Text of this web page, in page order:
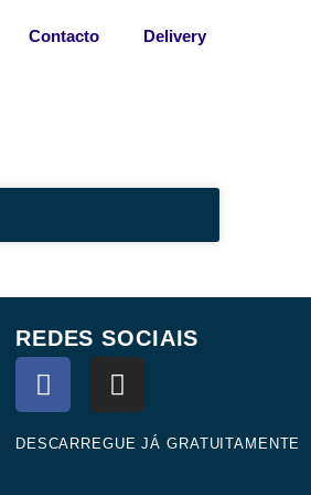
Contacto Delivery
REDES SOCIAIS
F
a
c
e
I
n
s
t
DESCARREGUE JÁ GRATUITAMENTE